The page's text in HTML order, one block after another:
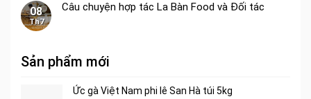
08
Th7
Câu chuyện hợp tác La Bàn Food và Đối tác
Sản phẩm mới
Ức gà Việt Nam phi lê San Hà túi 5kg